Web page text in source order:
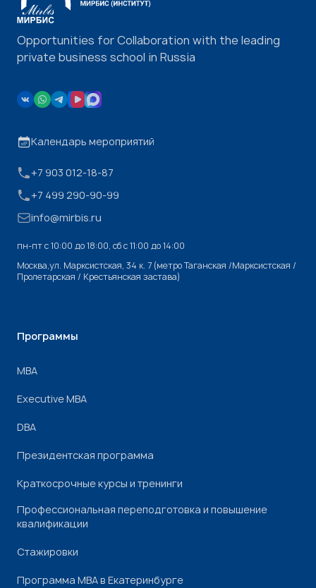
Opportunities for Collaboration with the leading
private business school in Russia
Календарь мероприятий
+7 903 012-18-87
+7 499 290-90-99
info@mirbis.ru
пн-пт с 10:00 до 18:00, cб с 11:00 до 14:00
Москва,ул. Марксистская, 34 к. 7 (метро Таганская /Марксистская /
Пролетарская / Крестьянская застава)
Программы
МВА
Executive MBA
DBA
Президентская программа
Краткосрочные курсы и тренинги
Профессиональная переподготовка и повышение
квалификации
Стажировки
Программа МВА в Екатеринбурге